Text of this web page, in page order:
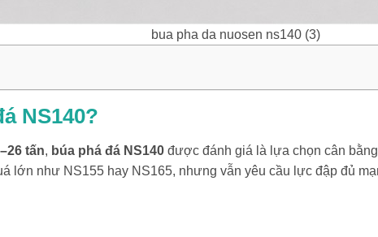
bua pha da nuosen ns140 (3)
NS140?
tấn, búa phá đá NS140 được đánh giá là lựa chọn cân
lớn như NS155 hay NS165, nhưng vẫn yêu cầu lực đập đủ